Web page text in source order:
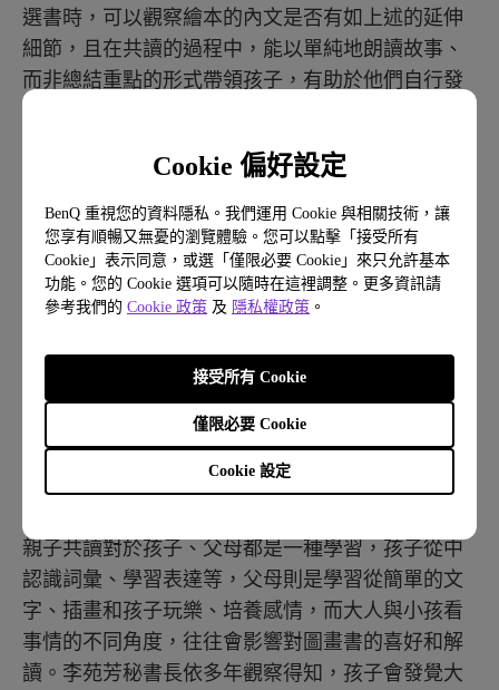
Cookie 偏好設定
BenQ 重視您的資料隱私。我們運用 Cookie 與相關技術，讓
您享有順暢又無憂的瀏覽體驗。您可以點擊「接受所有
Cookie」表示同意，或選「僅限必要 Cookie」來只允許基本
功能。您的 Cookie 選項可以隨時在這裡調整。更多資訊請
參考我們的 Cookie 政策 及 隱私權政策 。
Cookie 設定
僅限必要 Cookie
接受所有 Cookie
選書時，可以觀察繪本的內文是否有如上述的延伸
細節，且在共讀的過程中，能以單純地朗讀故事、
而非總結重點的形式帶領孩子，有助於他們自行發
親子共讀對於孩子、父母都是一種學習，孩子從中
認識詞彙、學習表達等，父母則是學習從簡單的文
字、插畫和孩子玩樂、培養感情，而大人與小孩看
事情的不同角度，往往會影響對圖畫書的喜好和解
讀。李苑芳秘書長依多年觀察得知，孩子會發覺大